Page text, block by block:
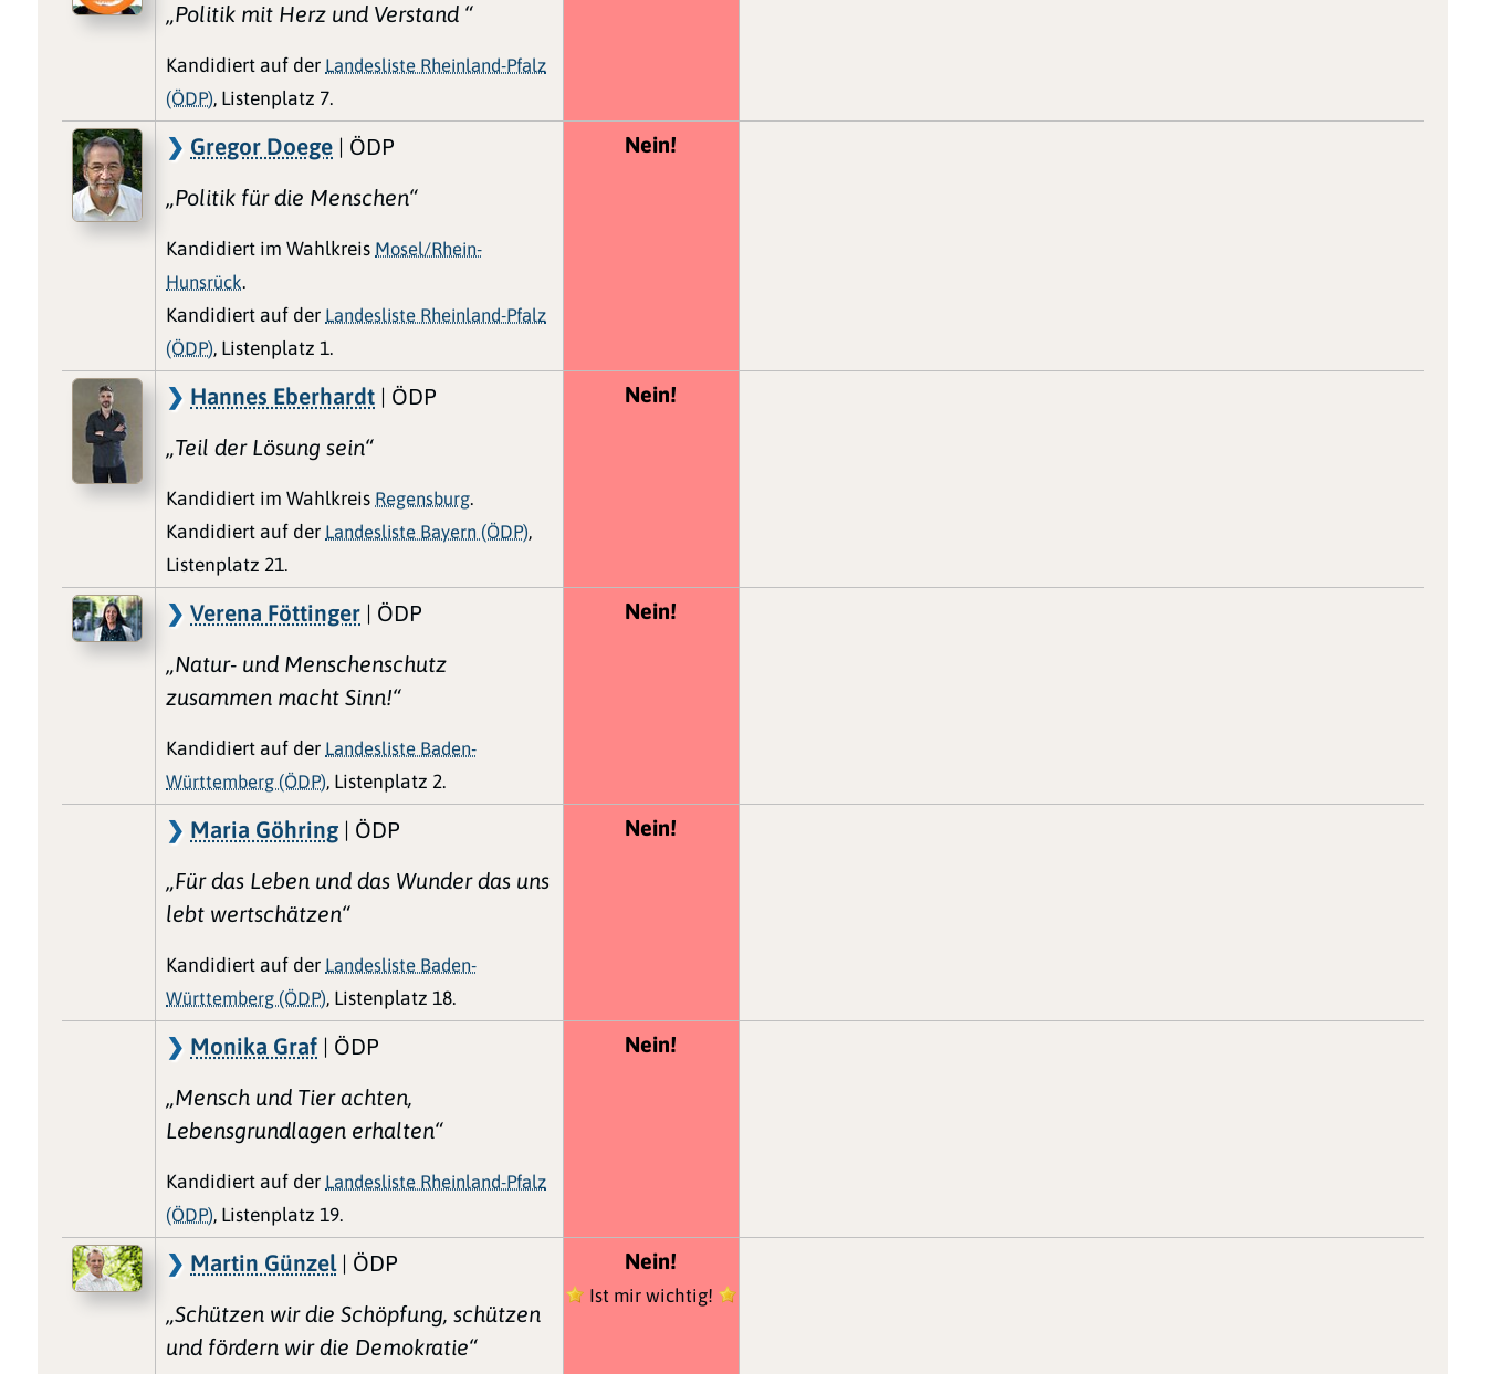
„Politik mit Herz und Verstand “
Kandidiert auf der Landesliste Rheinland-Pfalz
(ÖDP), Listenplatz 7.
Gregor Doege | ÖDP
„Politik für die Menschen“
Kandidiert im Wahlkreis Mosel/Rhein-
Hunsrück.
Kandidiert auf der Landesliste Rheinland-Pfalz
(ÖDP), Listenplatz 1.
Nein!
Hannes Eberhardt | ÖDP
„Teil der Lösung sein“
Kandidiert im Wahlkreis Regensburg.
Kandidiert auf der Landesliste Bayern (ÖDP),
Listenplatz 21.
Nein!
Verena Föttinger | ÖDP
„Natur- und Menschenschutz
zusammen macht Sinn!“
Kandidiert auf der Landesliste Baden-
Württemberg (ÖDP), Listenplatz 2.
Nein!
Maria Göhring | ÖDP
„Für das Leben und das Wunder das uns
lebt wertschätzen“
Kandidiert auf der Landesliste Baden-
Württemberg (ÖDP), Listenplatz 18.
Nein!
Monika Graf | ÖDP
„Mensch und Tier achten,
Lebensgrundlagen erhalten“
Kandidiert auf der Landesliste Rheinland-Pfalz
(ÖDP), Listenplatz 19.
Nein!
Martin Günzel| ÖDP
„Schützen wir die Schöpfung, schützen
und fördern wir die Demokratie“
Nein!
Ist mir wichtig!